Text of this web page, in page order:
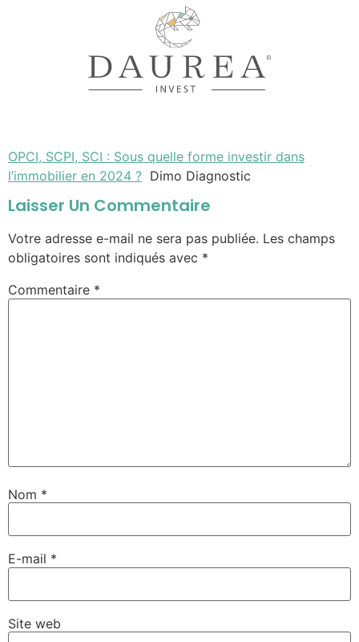
OPCI, SCPI, SCI : Sous quelle forme investir dans
l’immobilier en 2024 ? Dimo Diagnostic
Laisser Un Commentaire
Votre adresse e-mail ne sera pas publiée. Les champs
obligatoires sont indiqués avec *
Commentaire *
Nom *
E-mail *
Site web